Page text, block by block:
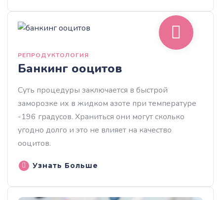
РЕПРОДУКТОЛОГИЯ
Банкинг ооцитов
Суть процедуры заключается в быстрой
заморозке их в жидком азоте при температуре
-196 градусов. Храниться они могут сколько
угодно долго и это не влияет на качество
ооцитов.
Узнать Больше